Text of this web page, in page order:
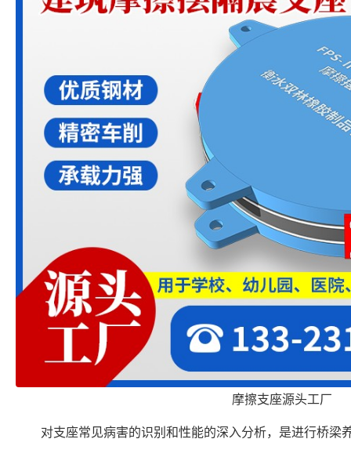
摩擦支座源头工厂
对支座常见病害的识别和性能的深入分析，是进行桥梁